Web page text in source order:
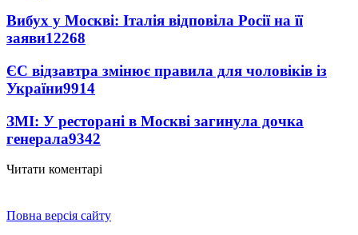
Вибух у Москві: Італія відповіла Росії на її
заяви12268
ЄС відзавтра змінює правила для чоловіків із
України9914
ЗМІ: У ресторані в Москві загинула дочка
генерала9342
Читати коментарі
Повна версія сайту